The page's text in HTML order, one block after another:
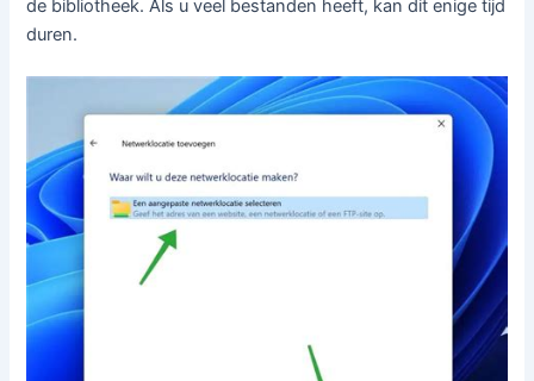
de bibliotheek. Als u veel bestanden heeft, kan dit enige tijd
duren.